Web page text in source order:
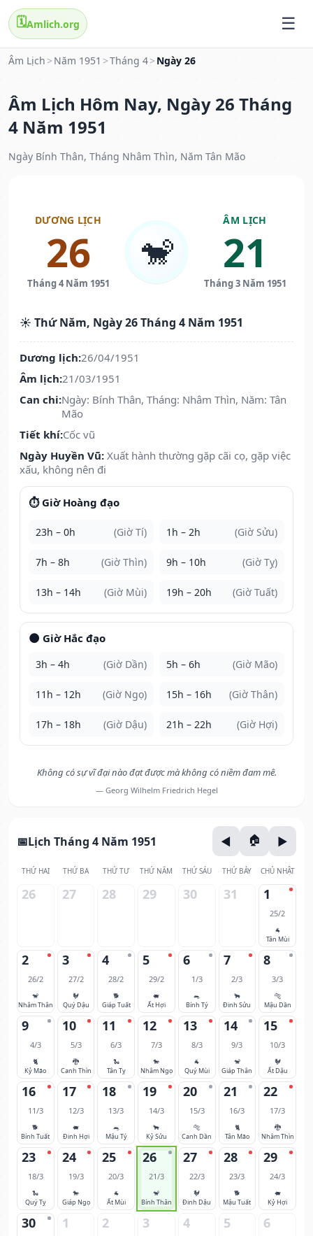
🗓️Amlich.org
Âm Lịch > Năm 1951 >Tháng 4> Ngày 26
Âm Lịch Hôm Nay, Ngày 26 Tháng
4 Năm 1951
Ngày Bính Thân, Tháng Nhâm Thìn, Năm Tân Mão
DƯƠNG LỊCH
26
Tháng 4 Năm 1951
🐒
ÂM LỊCH
21
Tháng 3 Năm 1951
☀️ Thứ Năm, Ngày 26 Tháng 4 Năm 1951
Dương lịch:26/04/1951
Âm lịch:21/03/1951
Can chi:Ngày: Bính Thân, Tháng: Nhâm Thìn, Năm: Tân
Mão
Tiết khí:Cốc vũ
Ngày Huyền Vũ: Xuất hành thường gặp cãi cọ, gặp việc
xấu, không nên đi
⏱️ Giờ Hoàng đạo
23h – 0h (Giờ Tí) 1h – 2h (Giờ Sửu)
7h – 8h (Giờ Thìn) 9h – 10h (Giờ Tỵ)
13h – 14h (Giờ Mùi) 19h – 20h (Giờ Tuất)
🌑 Giờ Hắc đạo
3h – 4h (Giờ Dần) 5h – 6h (Giờ Mão)
11h – 12h (Giờ Ngọ) 15h – 16h (Giờ Thân)
17h – 18h (Giờ Dậu) 21h – 22h (Giờ Hợi)
Không có sự vĩ đại nào đạt được mà không có niềm đam mê.
— Georg Wilhelm Friedrich Hegel
Lịch Tháng 4 Năm 1951
THỨ HAI THỨ BA THỨ TƯ THỨ NĂM THỨ SÁU THỨ BẢY CHỦ NHẬT
26 27 28 29 30 31 1
25/2
🐐
Tân Mùi
2
26/2
🐒
Nhâm Thân
3
27/2
🐓
Quý Dậu
4
28/2
🐕
Giáp Tuất
5
29/2
🐖
Ất Hợi
6
1/3
🐀
Bính Tý
7
2/3
🐂
Đinh Sửu
8
3/3
🐅
Mậu Dần
9
4/3
🐈
Kỷ Mão
10
5/3
🐉
Canh Thìn
11
6/3
🐍
Tân Tỵ
12
7/3
🐎
Nhâm Ngọ
13
8/3
🐐
Quý Mùi
14
9/3
🐒
Giáp Thân
15
10/3
🐓
Ất Dậu
16
11/3
🐕
Bính Tuất
17
12/3
🐖
Đinh Hợi
18
13/3
🐀
Mậu Tý
19
14/3
🐂
Kỷ Sửu
20
15/3
🐅
Canh Dần
21
16/3
🐈
Tân Mão
22
17/3
🐉
Nhâm Thìn
23
18/3
🐍
Quý Tỵ
24
19/3
🐎
Giáp Ngọ
25
20/3
🐐
Ất Mùi
26
21/3
🐒
Bính Thân
27
22/3
🐓
Đinh Dậu
28
23/3
🐕
Mậu Tuất
29
24/3
🐖
Kỷ Hợi
30 1 2 3 4 5 6